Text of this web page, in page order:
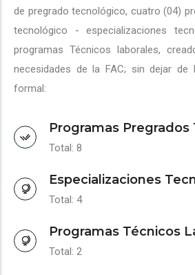
de pregrado tecnológico, cuatro (04)
tecnológico - especializaciones
programas Técnicos laborales,
necesidades de la FAC; sin dejar de
formal:
Programas
Total: 8
Especializaciones
Total: 4
Programas Técnicos
Total: 2